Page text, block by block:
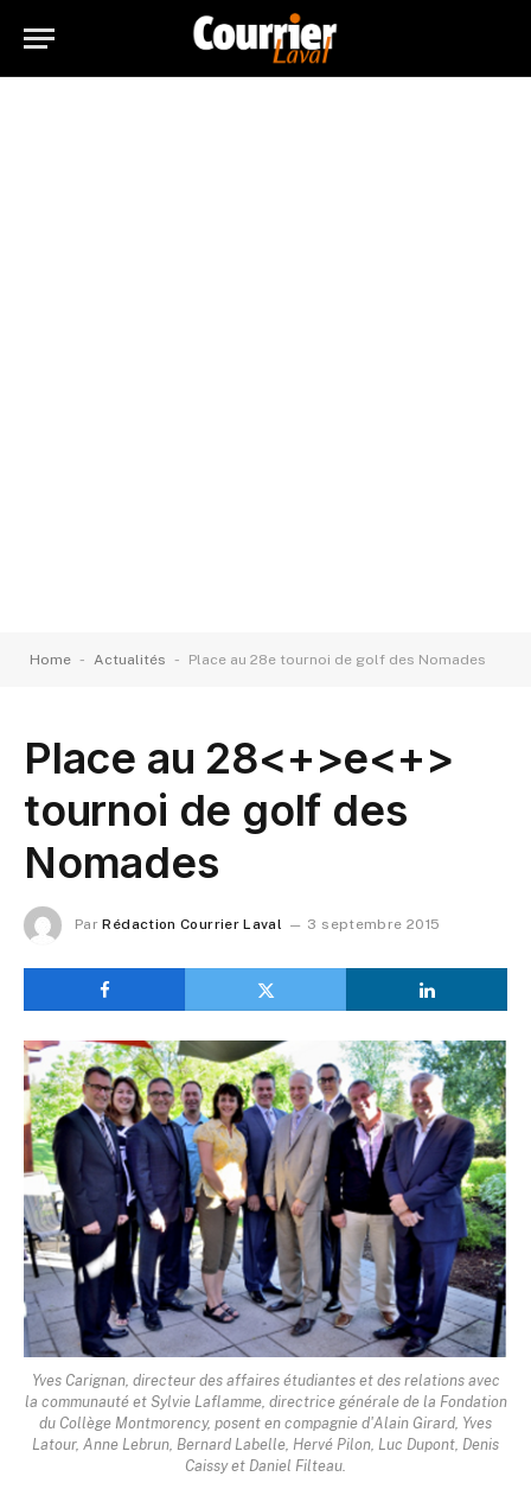
Home - Actualités - Place au 28e tournoi de golf des Nomades
Place au 28<+>e<+>
tournoi de golf des
Nomades
Par Rédaction Courrier Laval 3 septembre 2015
Yves Carignan, directeur des affaires étudiantes et des relations avec
la communauté et Sylvie Laflamme, directrice générale de la Fondation
du Collège Montmorency, posent en compagnie d'Alain Girard, Yves
Latour, Anne Lebrun, Bernard Labelle, Hervé Pilon, Luc Dupont, Denis
Caissy et Daniel Filteau.